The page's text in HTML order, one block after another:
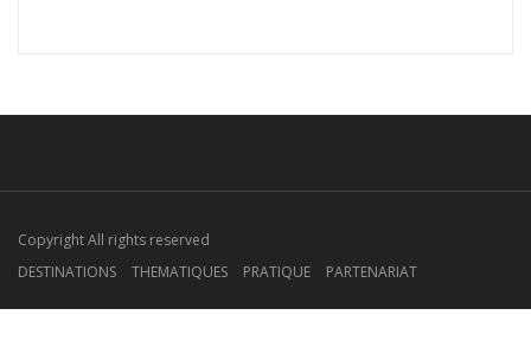
Copyright All rights reserved
DESTINATIONS
THEMATIQUES PRATIQUE PARTENARIAT